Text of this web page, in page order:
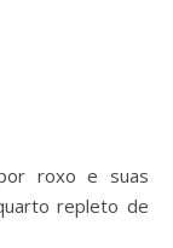
roxo e suas
repleto de